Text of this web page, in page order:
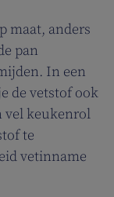
maat, anders
pan
In een
de vetstof ook
vel keukenrol
te
vetinname